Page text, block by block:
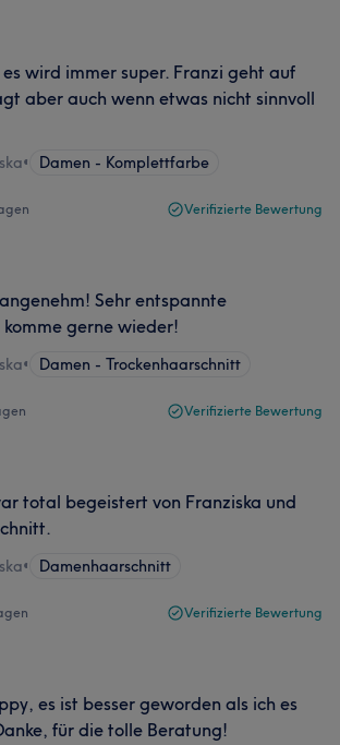
wird immer super. Franzi geht auf
aber auch wenn etwas nicht sinnvoll
• Damen - Komplettfarbe
Verifizierte Bewertung
Sehr entspannte
gerne wieder!
• Damen - Trockenhaarschnitt
Verifizierte Bewertung
total begeistert von Franziska und
• Damenhaarschnitt
Verifizierte Bewertung
es ist besser geworden als ich es
für die tolle Beratung!